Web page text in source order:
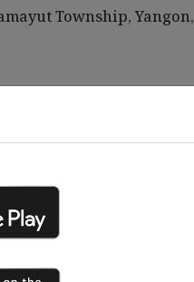
Township, Yangon,